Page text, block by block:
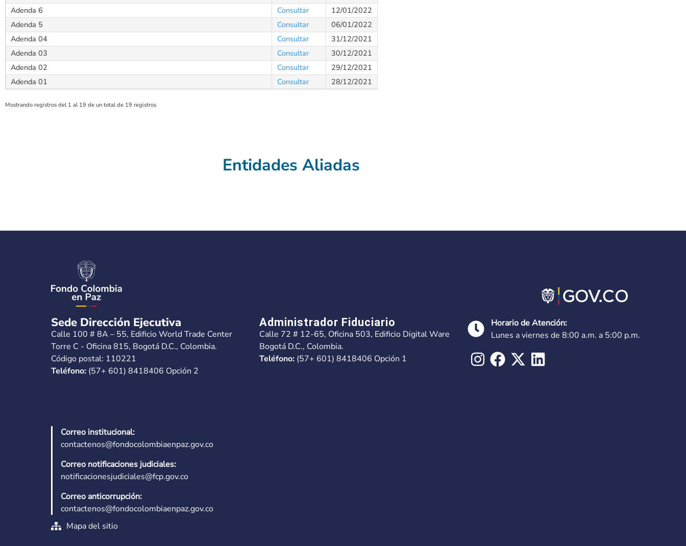
Adenda 6
Consultar
12/01/2022
Adenda 5
Consultar
06/01/2022
Adenda 04
Consultar
31/12/2021
Adenda 03
Consultar
30/12/2021
Adenda 02
Consultar
29/12/2021
Adenda 01
Consultar 28/12/2021
Mostrando registros del 1 al 19 de un total de 19 registros
Entidades Aliadas
Sede Dirección Ejecutiva
Calle 100 # 8A – 55, Edificio World Trade Center
Torre C - Oficina 815, Bogotá D.C., Colombia.
Código postal: 110221
Teléfono: (57+ 601) 8418406 Opción 2
Administrador Fiduciario
Calle 72 # 12-65, Oficina 503, Edificio Digital Ware
Bogotá D.C., Colombia.
Teléfono: (57+ 601) 8418406 Opción 1
Horario de Atención:
Lunes a viernes de 8:00 a.m. a 5:00 p.m.
Correo institucional:
contactenos@fondocolombiaenpaz.gov.co
Correo notificaciones judiciales:
notificacionesjudiciales@fcp.gov.co
Correo anticorrupción:
contactenos@fondocolombiaenpaz.gov.co
Mapa del sitio